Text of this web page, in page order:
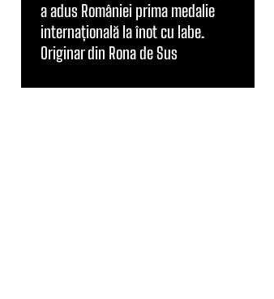
a adus României prima medalie
internațională la înot cu labe.
Originar din Rona de Sus